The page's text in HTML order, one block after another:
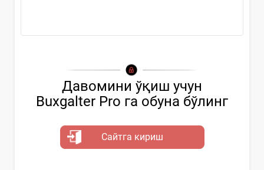
Давомини ўқиш учун
Buxgalter Pro га обуна бўлинг
Сайтга кириш